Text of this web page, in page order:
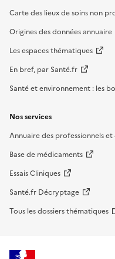
Carte des lieux de soins non
Origines des données annuaire
Les espaces thématiques
En bref, par Santé.fr
Santé et environnement : les
Nos services
Annuaire des professionnels
Base de médicaments
Essais Cliniques
Santé.fr Décryptage
Tous les dossiers thématiques